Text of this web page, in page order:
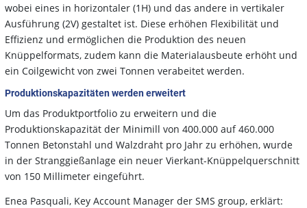
wobei eines in horizontaler (1H) und das andere in vertikaler
Ausführung (2V) gestaltet ist. Diese erhöhen Flexibilität und
Effizienz und ermöglichen die Produktion des neuen
Knüppelformats, zudem kann die Materialausbeute erhöht und
ein Coilgewicht von zwei Tonnen verabeitet werden.
Produktionskapazitäten werden erweitert
Um das Produktportfolio zu erweitern und die
Produktionskapazität der Minimill von 400.000 auf 460.000
Tonnen Betonstahl und Walzdraht pro Jahr zu erhöhen, wurde
in der Stranggießanlage ein neuer Vierkant-Knüppelquerschnitt
von 150 Millimeter eingeführt.
Enea Pasquali, Key Account Manager der SMS group, erklärt: